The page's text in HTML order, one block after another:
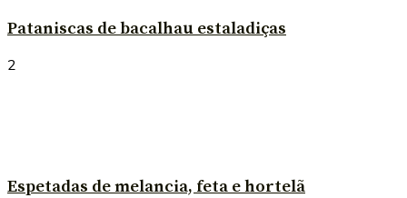
Pataniscas de bacalhau estaladiças
2
Espetadas de melancia, feta e hortelã